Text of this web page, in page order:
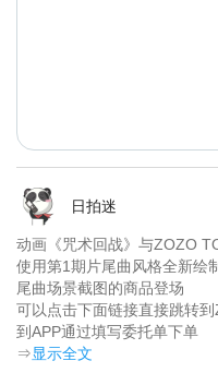
日拍迷
动画《咒术回战》与ZOZO
使用第1期片尾曲风格全新绘
尾曲场景截图的商品登场
可以点击下面链接直接跳转
⇒显示全文